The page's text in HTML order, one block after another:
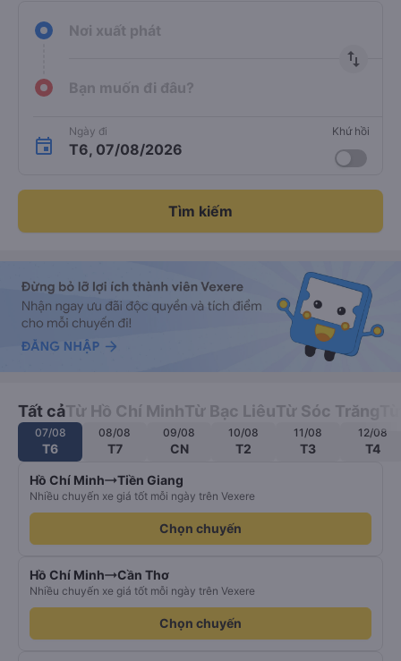
Nơi xuất phát
import_export
Bạn muốn đi đâu?
Ngày đi
T6, 07/08/2026
Khứ hồi
Tìm kiếm
Tất cảTừ Hồ Chí MinhTừ Bạc LiêuTừ Sóc Trăng
07/08
T6
08/08
T7
09/08
CN
10/08
T2
11/08
T3
12/08
T4
Hồ Chí Minh Tiền Giang
Nhiều chuyến xe giá tốt mỗi ngày trên Vexere
Chọn chuyến
Hồ Chí Minh Cần Thơ
Nhiều chuyến xe giá tốt mỗi ngày trên Vexere
Chọn chuyến